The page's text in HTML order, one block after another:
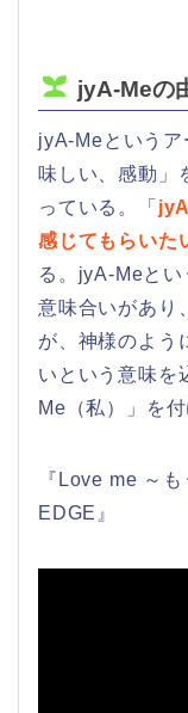
jyA-Meの
jyA-Meというア
味しい、感動」
っている。「
感じてもらいた
る。jyA-Meと
意味合いがあり
が、神様のよう
いという意味を
Me（私）」を付
『Love me ～
EDGE』